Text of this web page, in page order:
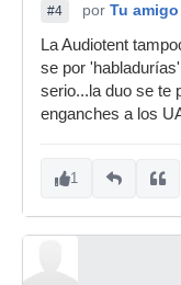
#4 por Tu
La Audiotent
se por
serio...la duo se te
enganches a los
1